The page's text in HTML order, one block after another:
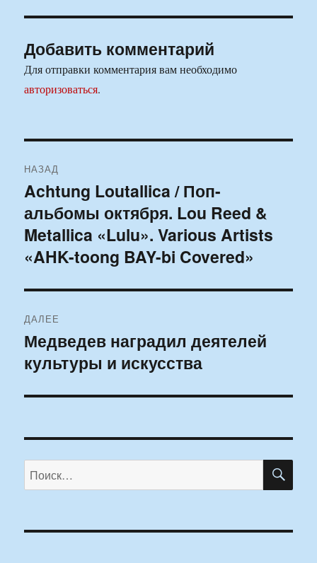
Добавить комментарий
Для отправки комментария вам необходимо
авторизоваться.
по
записям
НАЗАД
Предыдущая
запись:
Achtung Loutallica / Поп-
альбомы октября. Lou Reed &
Metallica «Lulu». Various Artists
«AHK-toong BAY-bi Covered»
ДАЛЕЕ
Следующая
запись:
Медведев наградил деятелей
культуры и искусства
Искать: